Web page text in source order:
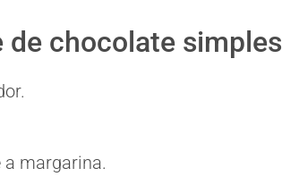
de chocolate simples
margarina.